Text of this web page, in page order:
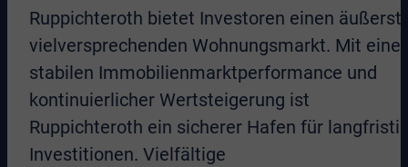
Ruppichteroth bietet Investoren einen äußerst
vielversprechenden Wohnungsmarkt. Mit einer
stabilen Immobilienmarktperformance und
kontinuierlicher Wertsteigerung ist
Ruppichteroth ein sicherer Hafen für
Investitionen. Vielfältige